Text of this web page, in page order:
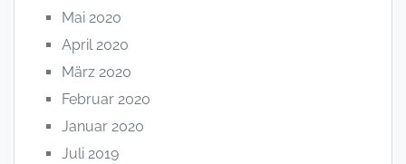
Mai 2020
April 2020
März 2020
Februar 2020
Januar 2020
Juli 2019